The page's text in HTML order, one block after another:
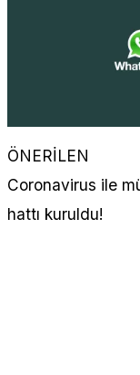
ÖNERİLEN
Coronavirus ile
hattı kuruldu!